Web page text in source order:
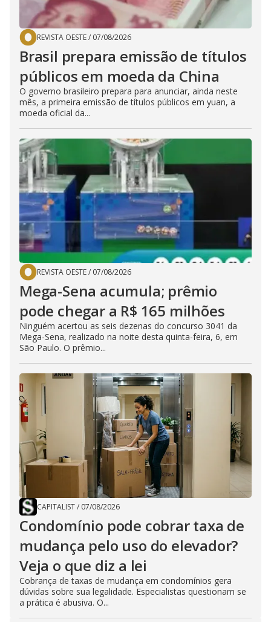
REVISTA OESTE/ 07/08/2026
Brasil prepara emissão de títulos
públicos em moeda da China
O governo brasileiro prepara para anunciar, ainda neste
mês, a primeira emissão de títulos públicos em yuan, a
moeda oficial da...
REVISTA OESTE/ 07/08/2026
Mega-Sena acumula; prêmio
pode chegar a R$ 165 milhões
Ninguém acertou as seis dezenas do concurso 3041 da
Mega-Sena, realizado na noite desta quinta-feira, 6, em
São Paulo. O prêmio...
CAPITALIST/ 07/08/2026
Condomínio pode cobrar taxa de
mudança pelo uso do elevador?
Veja o que diz a lei
Cobrança de taxas de mudança em condomínios gera
dúvidas sobre sua legalidade. Especialistas questionam se
a prática é abusiva. O...